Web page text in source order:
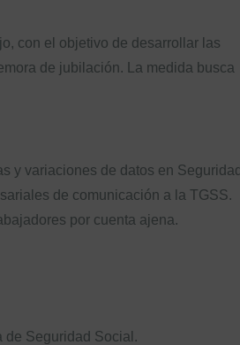
con el objetivo de desarrollar las
de jubilación. La medida busca
y variaciones de datos en Seguridad
de comunicación a la TGSS.
por cuenta ajena.
de Seguridad Social.